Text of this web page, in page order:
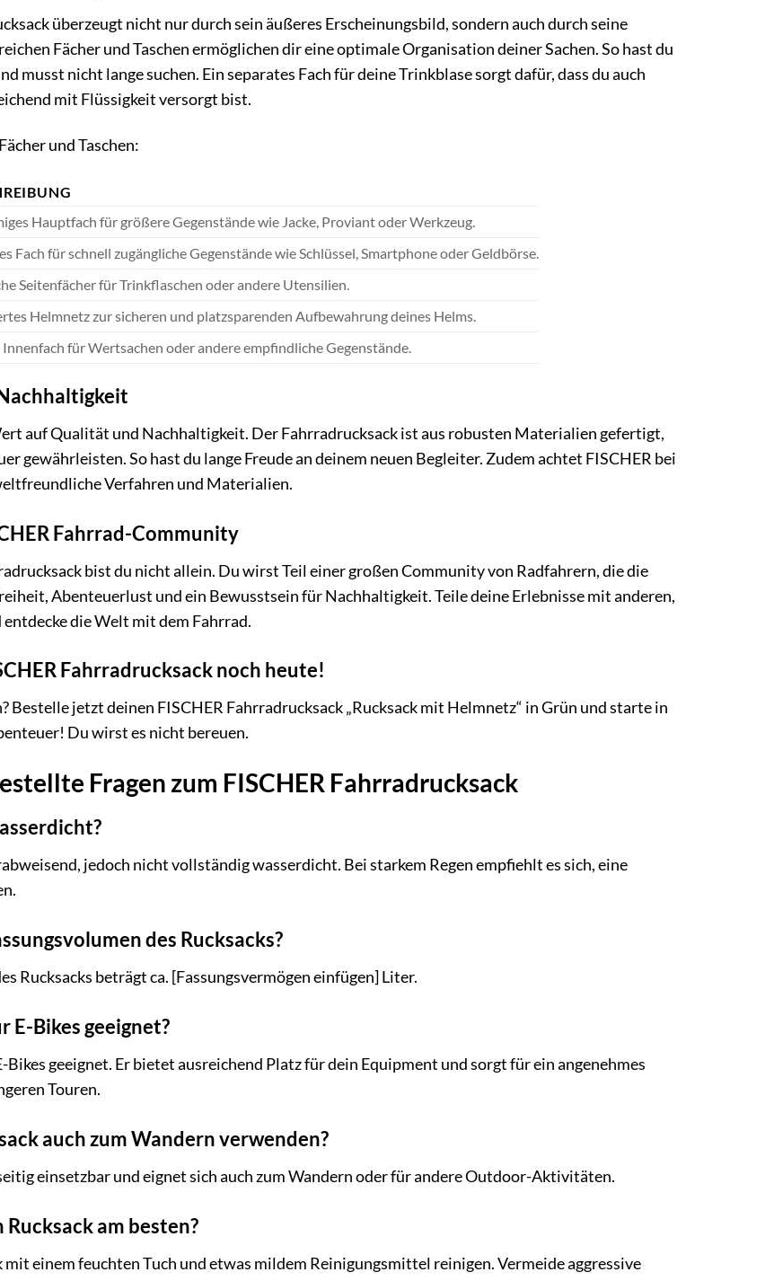
überzeugt nicht nur durch sein äußeres Erscheinungsbild, sondern auch durch seine
Fächer und Taschen ermöglichen dir eine optimale Organisation deiner Sachen. So hast du
musst nicht lange suchen. Ein separates Fach für deine Trinkblase sorgt dafür, dass du auch
mit Flüssigkeit versorgt bist.
und Taschen:
Hauptfach für größere Gegenstände wie Jacke, Proviant oder Werkzeug.
Fach für schnell zugängliche Gegenstände wie Schlüssel, Smartphone oder Geldbörse.
Seitenfächer für Trinkflaschen oder andere Utensilien.
Helmnetz zur sicheren und platzsparenden Aufbewahrung deines Helms.
Innenfach für Wertsachen oder andere empfindliche Gegenstände.
auf Qualität und Nachhaltigkeit. Der Fahrradrucksack ist aus robusten Materialien gefertigt,
gewährleisten. So hast du lange Freude an deinem neuen Begleiter. Zudem achtet FISCHER bei
Verfahren und Materialien.
Fahrrad-Community
bist du nicht allein. Du wirst Teil einer großen Community von Radfahrern, die die
Abenteuerlust und ein Bewusstsein für Nachhaltigkeit. Teile deine Erlebnisse mit anderen,
die Welt mit dem Fahrrad.
Fahrradrucksack noch heute!
Bestelle jetzt deinen FISCHER Fahrradrucksack „Rucksack mit Helmnetz“ in Grün und starte in
Du wirst es nicht bereuen.
Fragen zum FISCHER Fahrradrucksack
jedoch nicht vollständig wasserdicht. Bei starkem Regen empfiehlt es sich, eine
des Rucksacks?
Rucksacks beträgt ca. [Fassungsvermögen einfügen] Liter.
E-Bikes geeignet?
Bikes geeignet. Er bietet ausreichend Platz für dein Equipment und sorgt für ein angenehmes
Touren.
auch zum Wandern verwenden?
einsetzbar und eignet sich auch zum Wandern oder für andere Outdoor-Aktivitäten.
am besten?
mit einem feuchten Tuch und etwas mildem Reinigungsmittel reinigen. Vermeide aggressive